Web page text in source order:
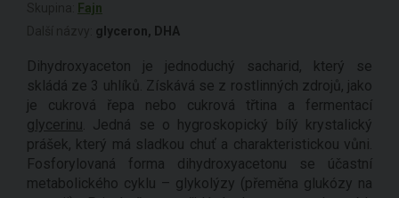
Fajn
glyceron, DHA
Dihydroxyaceton je jednoduchý sacharid, který se
skládá ze 3 uhlíků. Získává se z rostlinných zdrojů, jako
je cukrová řepa nebo cukrová třtina a fermentací
glycerinu. Jedná se o hygroskopický bílý krystalický
prášek, který má sladkou chuť a charakteristickou vůni.
Fosforylovaná forma dihydroxyacetonu se účastní
metabolického cyklu – glykolýzy (přeměna glukózy na